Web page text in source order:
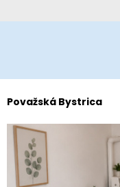
Považská Bystrica